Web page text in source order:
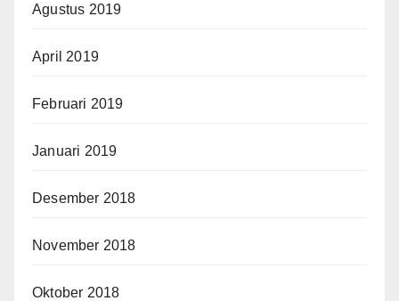
Agustus 2019
April 2019
Februari 2019
Januari 2019
Desember 2018
November 2018
Oktober 2018